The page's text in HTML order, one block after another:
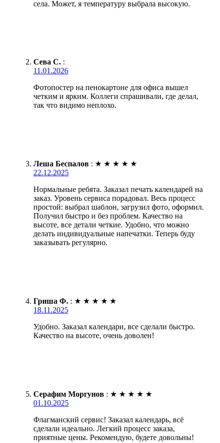
села. Может, я температуру выбрала высокую.
Сева С. :
11.01.2026
Фотопостер на пенокартоне для офиса вышел
четким и ярким. Коллеги спрашивали, где делал,
так что видимо неплохо.
Леша Беспалов : ★ ★ ★ ★ ★
22.12.2025
Нормальные ребята. Заказал печать календарей на
заказ. Уровень сервиса порадовал. Весь процесс
простой: выбрал шаблон, загрузил фото, оформил.
Получил быстро и без проблем. Качество на
высоте, все детали четкие. Удобно, что можно
делать индивидуальные напечатки. Теперь буду
заказывать регулярно.
Гриша Ф. : ★ ★ ★ ★ ★
18.11.2025
Удобно. Заказал календари, все сделали быстро.
Качество на высоте, очень доволен!
Серафим Моргунов : ★ ★ ★ ★ ★
01.10.2025
Флагманский сервис! Заказал календарь, всё
сделали идеально. Легкий процесс заказа,
приятные цены. Рекомендую, будете довольны!